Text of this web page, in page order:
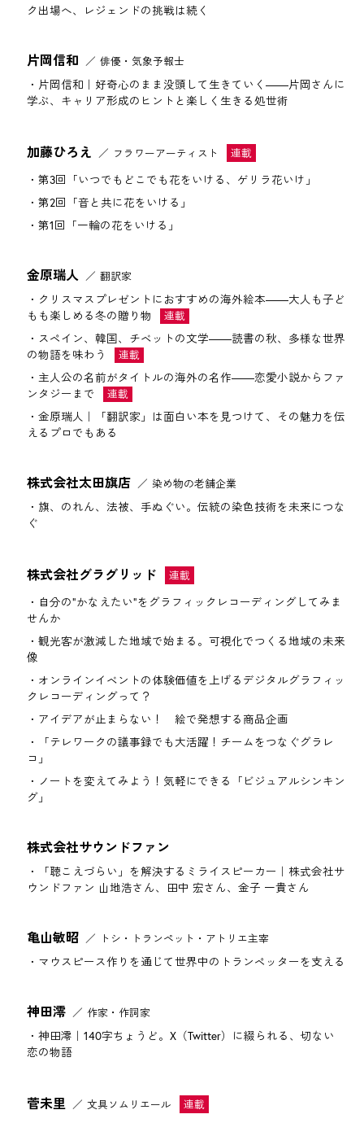
ク出場へ、レジェンドの挑戦は続く
片岡信和
俳優・気象予報士
片岡信和｜好奇心のまま没頭して生きていく――片岡さんに
学ぶ、キャリア形成のヒントと楽しく生きる処世術
加藤ひろえ フラワーアーティスト
第3回「いつでもどこでも花をいける、ゲリラ花いけ」
第2回「音と共に花をいける」
第1回「一輪の花をいける」
金原瑞人
翻訳家
クリスマスプレゼントにおすすめの海外絵本――大人も子ど
もも楽しめる冬の贈り物
スペイン、韓国、チベットの文学――読書の秋、多様な世界
の物語を味わう
主人公の名前がタイトルの海外の名作――恋愛小説からファ
ンタジーまで
金原瑞人｜「翻訳家」は面白い本を見つけて、その魅力を伝
えるプロでもある
株式会社太田旗店
染め物の老舗企業
旗、のれん、法被、手ぬぐい。伝統の染色技術を未来につな
ぐ
株式会社グラグリッド
自分の"かなえたい"をグラフィックレコーディングしてみま
せんか
観光客が激減した地域で始まる。可視化でつくる地域の未来
像
オンラインイベントの体験価値を上げるデジタルグラフィッ
クレコーディングって？
アイデアが止まらない！ 絵で発想する商品企画
「テレワークの議事録でも大活躍！チームをつなぐグラレ
コ」
ノートを変えてみよう！気軽にできる「ビジュアルシンキン
グ」
株式会社サウンドファン
「聴こえづらい」を解決するミライスピーカー｜株式会社サ
ウンドファン 山地浩さん、田中 宏さん、金子 一貴さん
亀山敏昭
トシ・トランペット・アトリエ主宰
マウスピース作りを通じて世界中のトランペッターを支える
神田澪
作家・作詞家
神田澪｜140字ちょうど。X（Twitter）に綴られる、切ない
恋の物語
菅未里 文具ソムリエール